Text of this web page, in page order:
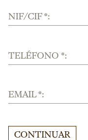
NIF/CIF *:
TELÉFONO *:
EMAIL *:
CONTINUAR